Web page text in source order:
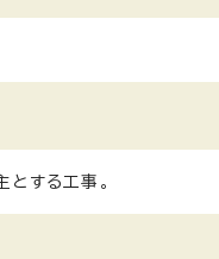
とする工事。